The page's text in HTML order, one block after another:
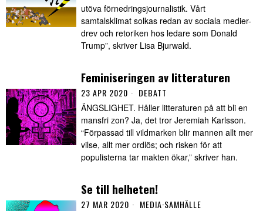
utöva förnedringsjournalistik. Vårt
samtalsklimat solkas redan av sociala medier-
drev och retoriken hos ledare som Donald
Trump”, skriver Lisa Bjurwald.
Feminiseringen av litteraturen
23 APR 2020 DEBATT
ÄNGSLIGHET. Håller litteraturen på att bli en
mansfri zon? Ja, det tror Jeremiah Karlsson.
“Förpassad till vildmarken blir mannen allt mer
vilse, allt mer ordlös; och risken för att
populisterna tar makten ökar,” skriver han.
Se till helheten!
27 MAR 2020 MEDIA·SAMHÄLLE